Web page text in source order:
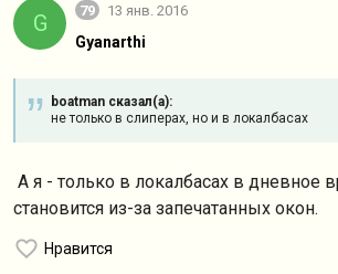
G 79 13 янв. 2016
Gyanarthi
boatman сказал(а):
не только в слиперах, но и в локалбасах
А я - только в локалбасах в дневное
становится из-за запечатанных окон.
Нравится